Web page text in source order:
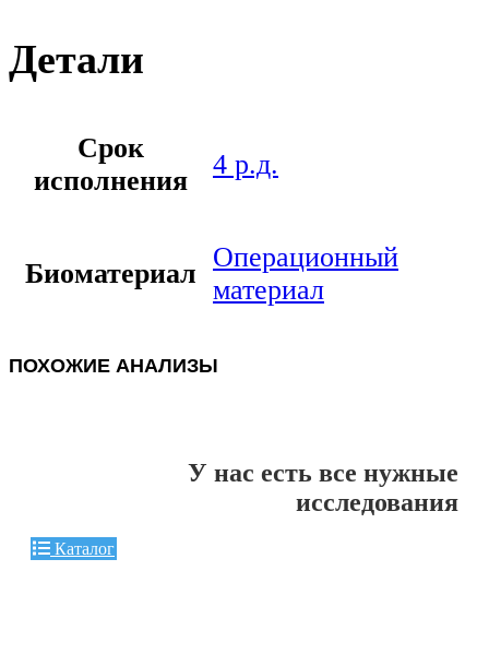
Детали
Срок
исполнения
4 р.д.
Биоматериал Операционный
материал
ПОХОЖИЕ АНАЛИЗЫ
У нас есть все нужные
исследования
Каталог